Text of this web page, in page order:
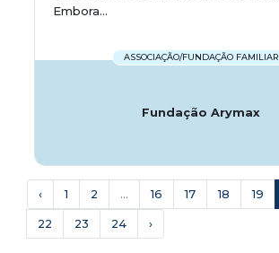
Embora...
ASSOCIAÇÃO/FUNDAÇÃO FAMILIAR
Fundação Arymax
‹ 1 2 ... 16 17 18 19
22 23 24 ›